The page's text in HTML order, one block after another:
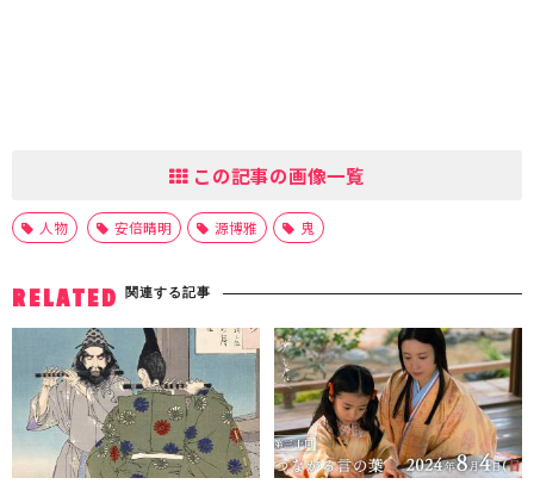
この記事の画像一覧
人物 安倍晴明 源博雅 鬼
RELATED 関連する記事